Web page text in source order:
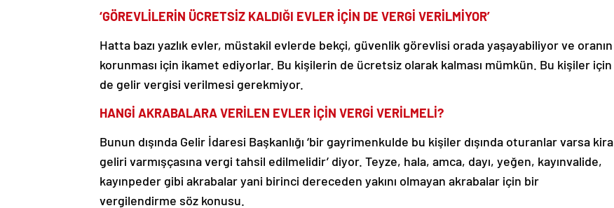
‘GÖREVLİLERİN ÜCRETSİZ KALDIĞI EVLER İÇİN DE VERGİ VERİLMİYOR’
Hatta bazı yazlık evler, müstakil evlerde bekçi, güvenlik görevlisi orada yaşayabiliyor ve oranın
korunması için ikamet ediyorlar. Bu kişilerin de ücretsiz olarak kalması mümkün. Bu kişiler için
de gelir vergisi verilmesi gerekmiyor.
HANGİ AKRABALARA VERİLEN EVLER İÇİN VERGİ VERİLMELİ?
Bunun dışında Gelir İdaresi Başkanlığı ‘bir gayrimenkulde bu kişiler dışında oturanlar varsa kira
geliri varmışçasına vergi tahsil edilmelidir’ diyor. Teyze, hala, amca, dayı, yeğen, kayınvalide,
kayınpeder gibi akrabalar yani birinci dereceden yakını olmayan akrabalar için bir
vergilendirme söz konusu.